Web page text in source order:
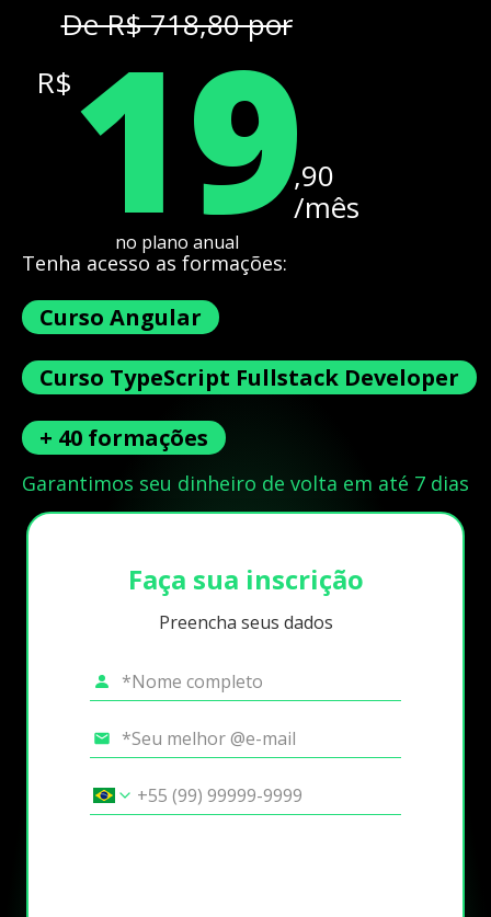
De R$ 718,80 por
R$ 19,90
/mês
no plano anual
Tenha acesso as formações:
Curso Angular
Curso TypeScript Fullstack Developer
+ 40 formações
Garantimos seu dinheiro de volta em até 7 dias
Faça sua inscrição
Preencha seus dados